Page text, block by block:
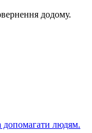
додому.
допомагати людям.